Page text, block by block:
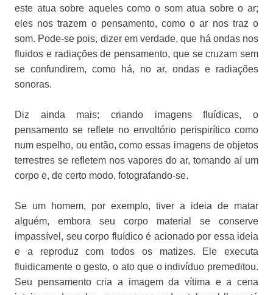
este atua sobre aqueles como o som atua sobre o ar;
eles nos trazem o pensamento, como o ar nos traz o
som. Pode-se pois, dizer em verdade, que há ondas nos
fluidos e radiações de pensamento, que se cruzam sem
se confundirem, como há, no ar, ondas e radiações
sonoras.
Diz ainda mais; criando imagens fluídicas, o
pensamento se reflete no envoltório perispirítico como
num espelho, ou então, como essas imagens de objetos
terrestres se refletem nos vapores do ar, tomando aí um
corpo e, de certo modo, fotografando-se.
Se um homem, por exemplo, tiver a ideia de matar
alguém, embora seu corpo material se conserve
impassível, seu corpo fluídico é acionado por essa ideia
e a reproduz com todos os matizes. Ele executa
fluidicamente o gesto, o ato que o indivíduo premeditou.
Seu pensamento cria a imagem da vítima e a cena